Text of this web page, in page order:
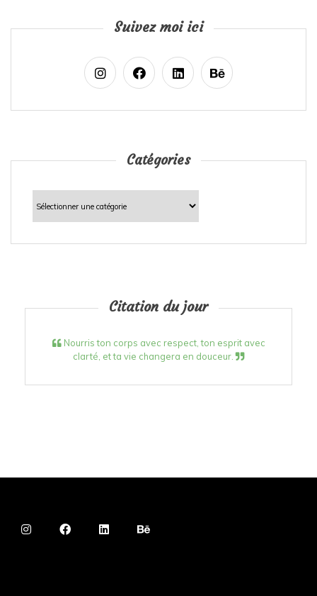
Suivez moi ici
Catégories
Catégories
Citation du jour
Nourris ton corps avec respect, ton esprit avec
clarté, et ta vie changera en douceur.